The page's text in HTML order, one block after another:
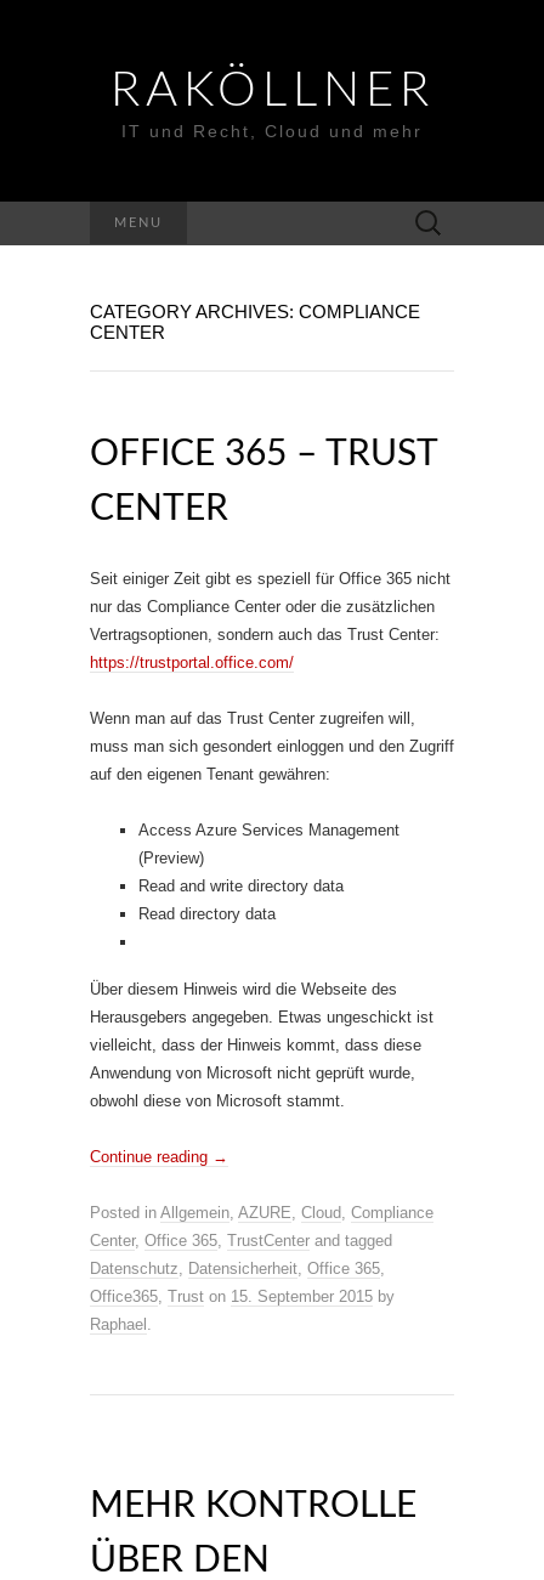
RAKÖLLNER
IT und Recht, Cloud und mehr
MENU
Suchen
nach:
CATEGORY ARCHIVES: COMPLIANCE
CENTER
OFFICE 365 – TRUST
CENTER
Seit einiger Zeit gibt es speziell für Office 365 nicht
nur das Compliance Center oder die zusätzlichen
Vertragsoptionen, sondern auch das Trust Center:
https://trustportal.office.com/
Wenn man auf das Trust Center zugreifen will,
muss man sich gesondert einloggen und den Zugriff
auf den eigenen Tenant gewähren:
Access Azure Services Management
(Preview)
Read and write directory data
Read directory data
Über diesem Hinweis wird die Webseite des
Herausgebers angegeben. Etwas ungeschickt ist
vielleicht, dass der Hinweis kommt, dass diese
Anwendung von Microsoft nicht geprüft wurde,
obwohl diese von Microsoft stammt.
Continue reading →
Posted in Allgemein, AZURE, Cloud, Compliance
Center, Office 365, TrustCenter and tagged
Datenschutz, Datensicherheit, Office 365,
Office365, Trust on 15. September 2015 by
Raphael .
MEHR KONTROLLE
ÜBER DEN